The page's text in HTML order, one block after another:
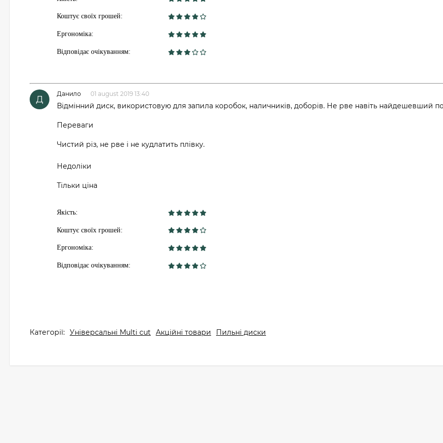
Коштує своїх грошей:
Ергономіка:
Відповідає очікуванням:
Д
Данило 01 august 2019 13:40
Відмінний диск, використовую для запила коробок, наличників, доборів. Не рве навіть найдешевший
Переваги
Чистий різ, не рве і не кудлатить плівку.
Недоліки
Тільки ціна
Якість:
Коштує своїх грошей:
Ергономіка:
Відповідає очікуванням:
Категорії: Універсальні Multi cut Акційні товари Пильні диски